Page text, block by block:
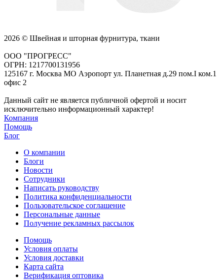
2026 © Швейная и шторная фурнитура, ткани
ООО "ПРОГРЕСС"
ОГРН: 1217700131956
125167 г. Москва МО Аэропорт ул. Планетная д.29 пом.I ком.1
офис 2
Данный сайт не является публичной офертой и носит
исключительно информационный характер!
Компания
Помощь
Блог
О компании
Блоги
Новости
Сотрудники
Написать руководству
Политика конфиденциальности
Пользовательское соглашение
Персональные данные
Получение рекламных рассылок
Помощь
Условия оплаты
Условия доставки
Карта сайта
Верификация оптовика